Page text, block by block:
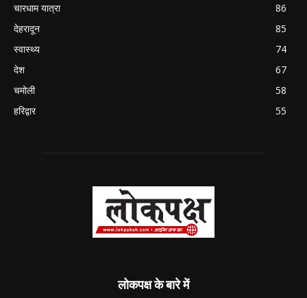
चारधाम यात्रा
86
देहरादून
85
स्वास्थ्य
74
देश
67
चमोली
58
हरिद्वार
55
लोकपक्ष के बारे में